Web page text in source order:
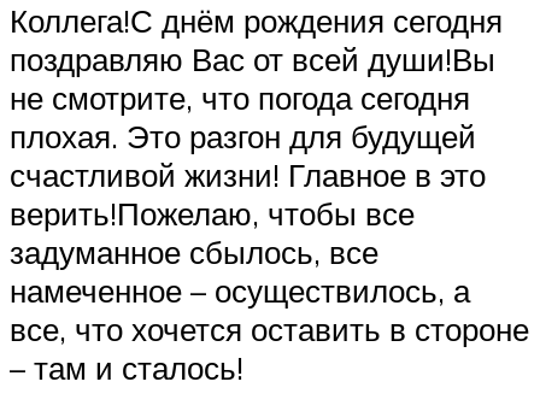
Коллега!С днём рождения сегодня
поздравляю Вас от всей души!Вы
не смотрите, что погода сегодня
плохая. Это разгон для будущей
счастливой жизни! Главное в это
верить!Пожелаю, чтобы все
задуманное сбылось, все
намеченное – осуществилось, а
все, что хочется оставить в стороне
– там и сталось!